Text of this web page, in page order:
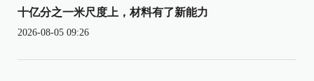
十亿分之一米尺度上，材料有了新能力
2026-08-05 09:26